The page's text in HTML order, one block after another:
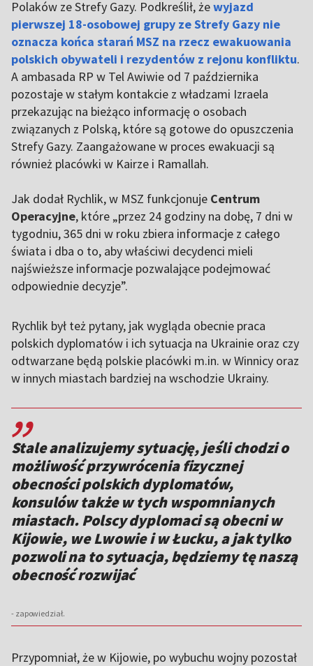
Polaków ze Strefy Gazy. Podkreślił, żewyjazd
pierwszej 18-osobowej grupy ze Strefy Gazy nie
oznacza końca starań MSZ na rzecz ewakuowania
polskich obywateli i rezydentów z rejonu konfliktu.
A ambasada RP w Tel Awiwie od 7 października
pozostaje w stałym kontakcie z władzami Izraela
przekazując na bieżąco informację o osobach
związanych z Polską, które są gotowe do opuszczenia
Strefy Gazy. Zaangażowane w proces ewakuacji są
również placówki w Kairze i Ramallah.
Jak dodał Rychlik, w MSZ funkcjonuje Centrum
Operacyjne, które „przez 24 godziny na dobę, 7 dni w
tygodniu, 365 dni w roku zbiera informacje z całego
świata i dba o to, aby właściwi decydenci mieli
najświeższe informacje pozwalające podejmować
odpowiednie decyzje”.
Rychlik był też pytany, jak wygląda obecnie praca
polskich dyplomatów i ich sytuacja na Ukrainie oraz czy
odtwarzane będą polskie placówki m.in. w Winnicy oraz
w innych miastach bardziej na wschodzie Ukrainy.
,,
Stale analizujemy sytuację, jeśli chodzi o
możliwość przywrócenia fizycznej
obecności polskich dyplomatów,
konsulów także w tych wspomnianych
miastach. Polscy dyplomaci są obecni w
Kijowie, we Lwowie i w Łucku, a jak tylko
pozwoli na to sytuacja, będziemy tę naszą
obecność rozwijać
- zapowiedział.
Przypomniał, że w Kijowie, po wybuchu wojny pozostał